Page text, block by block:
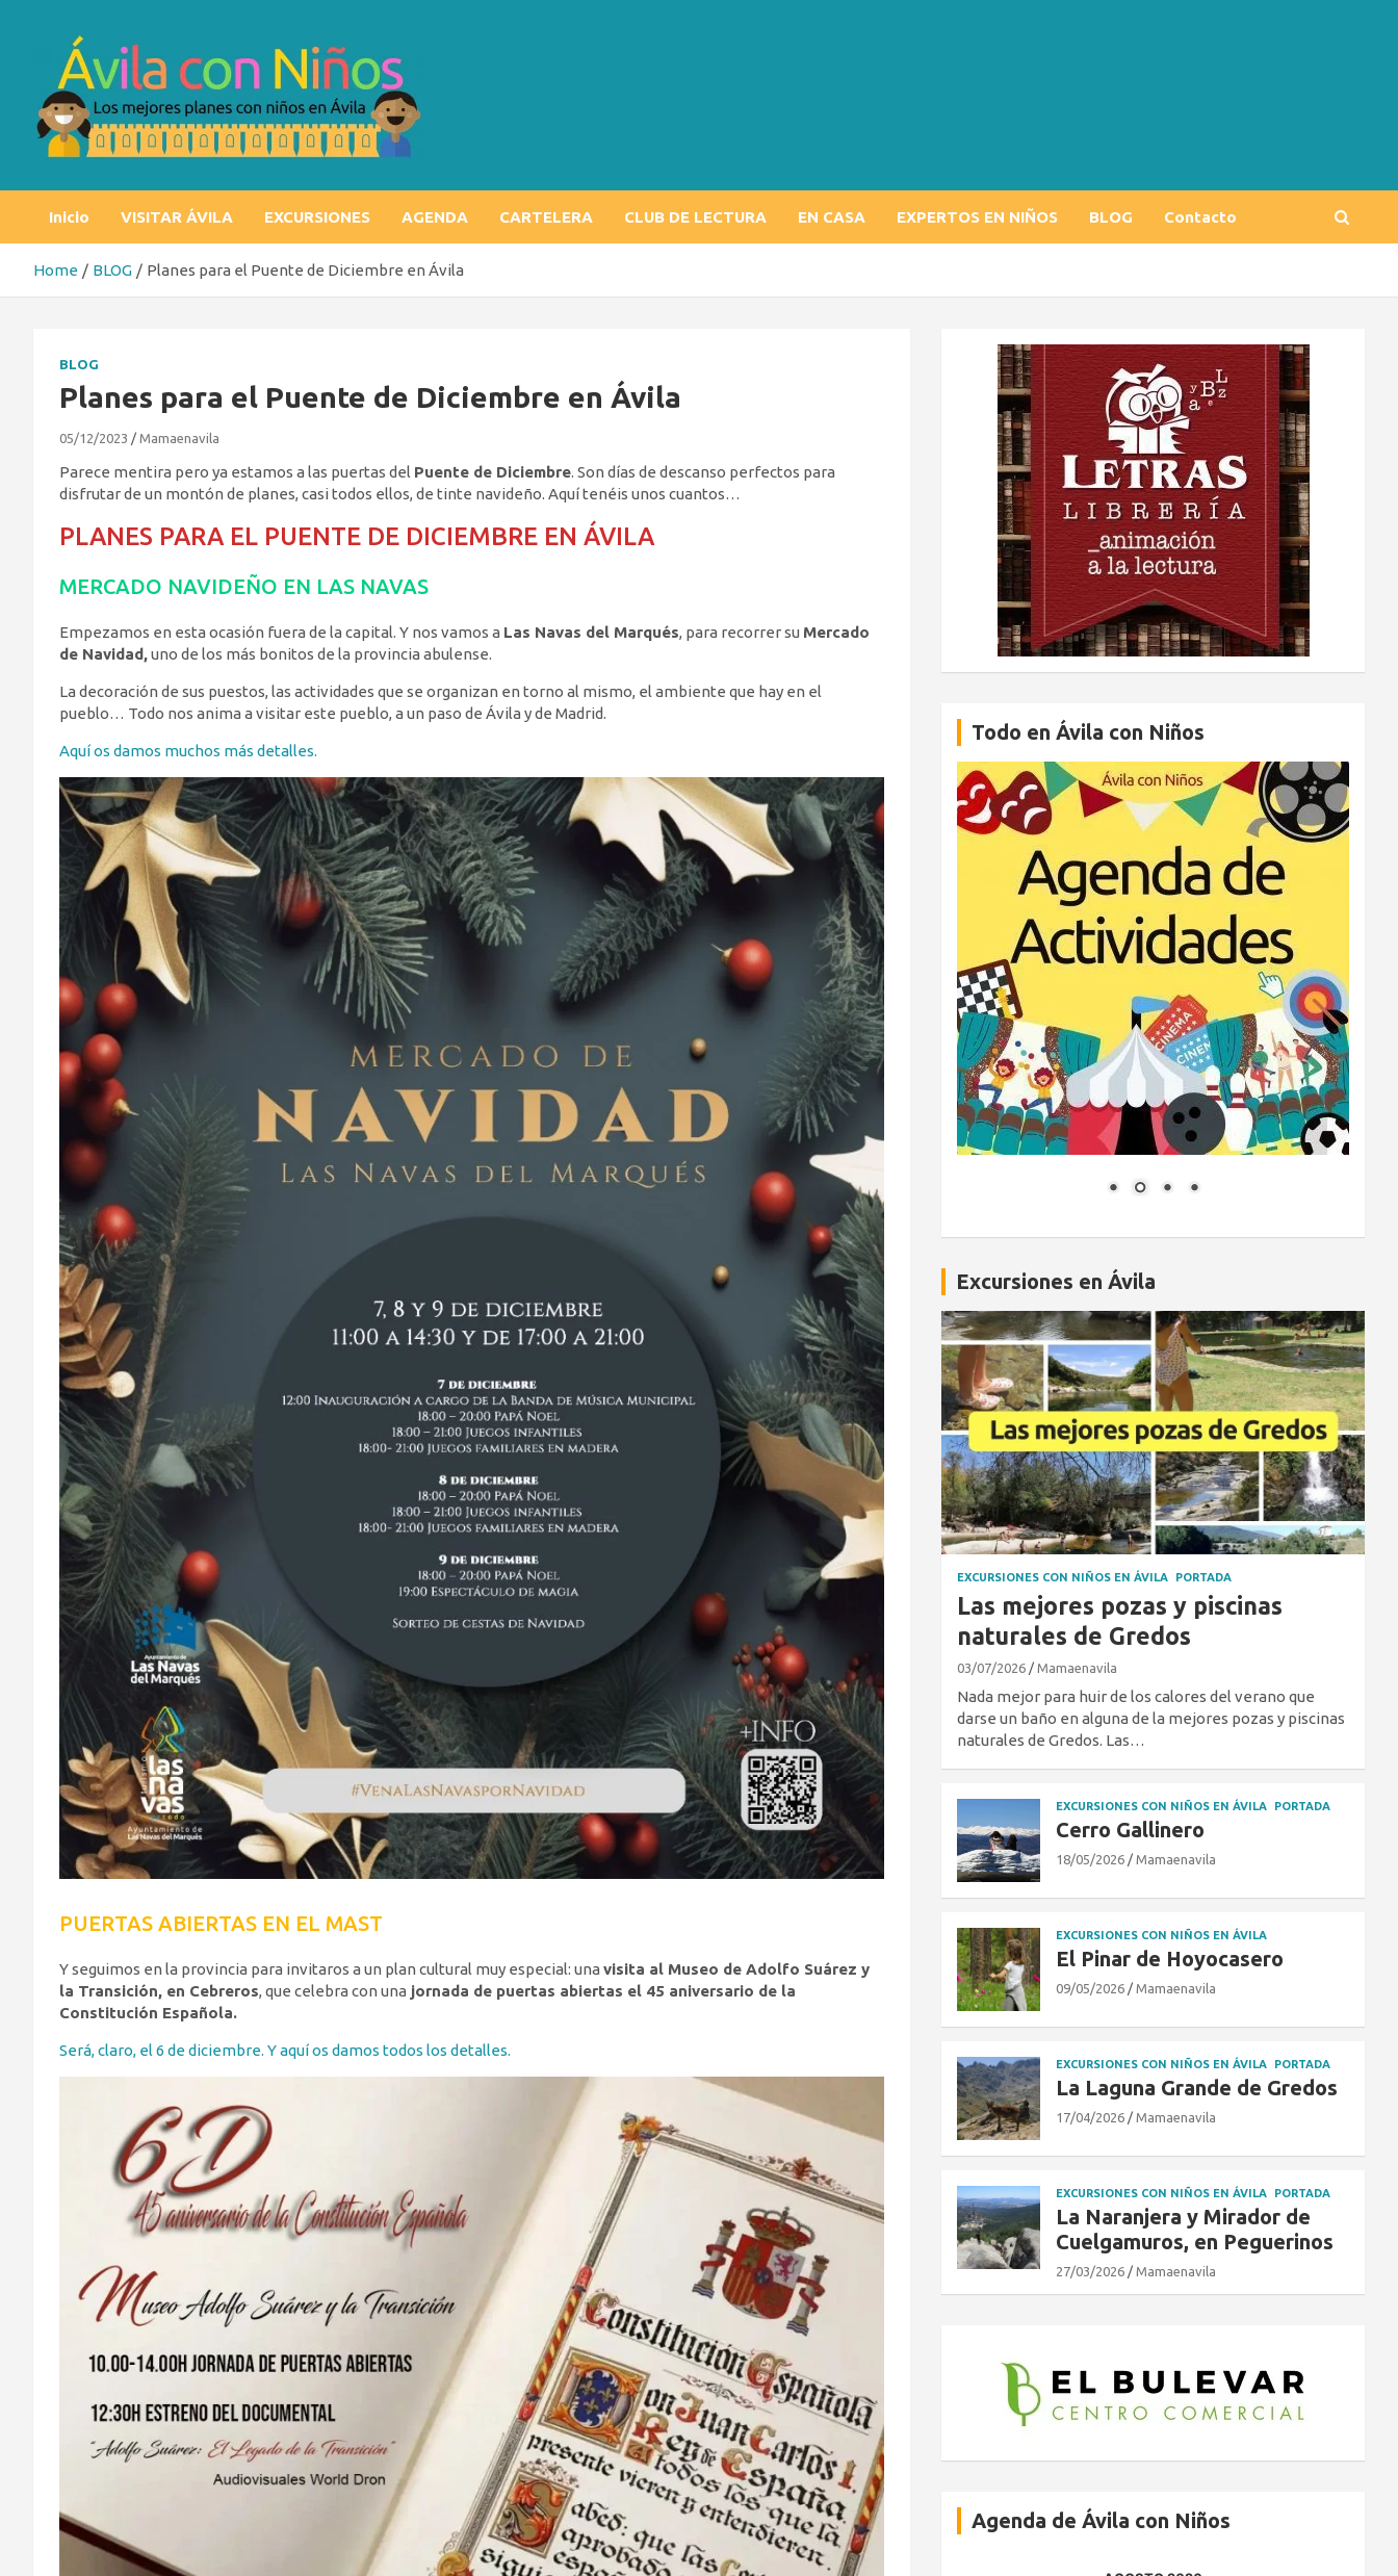
Inicio VISITAR ÁVILA EXCURSIONES AGENDA CARTELERA CLUB DE LECTURA EN CASA EXPERTOS EN NIÑOS BLOG Contacto
Home BLOG Planes para el Puente de Diciembre en Ávila
BLOG
Planes para el Puente de Diciembre en Ávila
05/12/2023 Mamaenavila
Parece mentira pero ya estamos a las puertas del Puente de Diciembre. Son días de descanso perfectos para
disfrutar de un montón de planes, casi todos ellos, de tinte navideño. Aquí tenéis unos cuantos…
PLANES PARA EL PUENTE DE DICIEMBRE EN ÁVILA
MERCADO NAVIDEÑO EN LAS NAVAS
Empezamos en esta ocasión fuera de la capital. Y nos vamos a Las Navas del Marqués, para recorrer su Mercado
de Navidad,uno de los más bonitos de la provincia abulense.
La decoración de sus puestos, las actividades que se organizan en torno al mismo, el ambiente que hay en el
pueblo… Todo nos anima a visitar este pueblo, a un paso de Ávila y de Madrid.
Aquí os damos muchos más detalles.
PUERTAS ABIERTAS EN EL MAST
Y seguimos en la provincia para invitaros a un plan cultural muy especial: una visita al Museo de Adolfo Suárez y
la Transición, en Cebreros, que celebra con una jornada de puertas abiertas el 45 aniversario de la
Constitución Española.
Será, claro, el 6 de diciembre. Y aquí os damos todos los detalles.
Todo en Ávila con Niños
Excursiones en Ávila
EXCURSIONES CON NIÑOS EN ÁVILA PORTADA
Las mejores pozas y piscinas
naturales de Gredos
03/07/2026 Mamaenavila
Nada mejor para huir de los calores del verano que
darse un baño en alguna de la mejores pozas y piscinas
naturales de Gredos. Las…
EXCURSIONES CON NIÑOS EN ÁVILA PORTADA
Cerro Gallinero
18/05/2026 Mamaenavila
EXCURSIONES CON NIÑOS EN ÁVILA
El Pinar de Hoyocasero
09/05/2026 Mamaenavila
EXCURSIONES CON NIÑOS EN ÁVILA PORTADA
La Laguna Grande de Gredos
17/04/2026 Mamaenavila
EXCURSIONES CON NIÑOS EN ÁVILA PORTADA
La Naranjera y Mirador de
Cuelgamuros, en Peguerinos
27/03/2026 Mamaenavila
Agenda de Ávila con Niños